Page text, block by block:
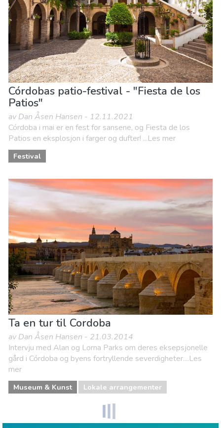
Córdobas patio-festival - "Fiesta de los
Patios"
av Dan Åsen Hansen - 12.11.2021
Córdoba i mai er en fest for sansene, og Fiesta de los
Patios en eksplosjon i farger og dufter! ...Les mer
Festival
Ta en tur til Cordoba
av Dan Åsen Hansen - 21.03.2014
Intervju med Alan og Lorna Parks om deres eksepsjonelle
gård i Córdoba og byens fortryllende severdigheter....Les
mer
Museum & Kunst Lokale arrangementer